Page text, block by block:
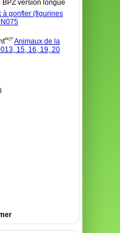
version longue
à gonfler (figurines
Animaux de la
15, 16, 19, 20